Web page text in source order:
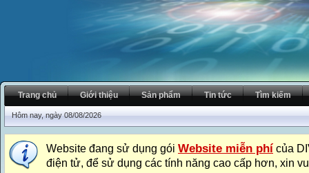
Trang chủ Giới thiệu Sản phẩm Tin tức Tìm kiếm
Hôm nay, ngày 08/08/2026
Website đang sử dụng gói Website miễn phí của
điện tử, để sử dụng các tính năng cao cấp hơn, xin